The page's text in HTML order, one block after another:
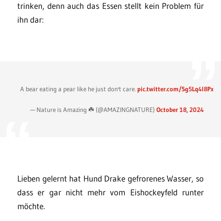
trinken, denn auch das Essen stellt kein Problem für
ihn dar:
A bear eating a pear like he just don't care. pic.twitter.com/Sg5Lq4l8Px
— Nature is Amazing ☘️ (@AMAZlNGNATURE) October 18, 2024
Lieben gelernt hat Hund Drake gefrorenes Wasser, so
dass er gar nicht mehr vom Eishockeyfeld runter
möchte.